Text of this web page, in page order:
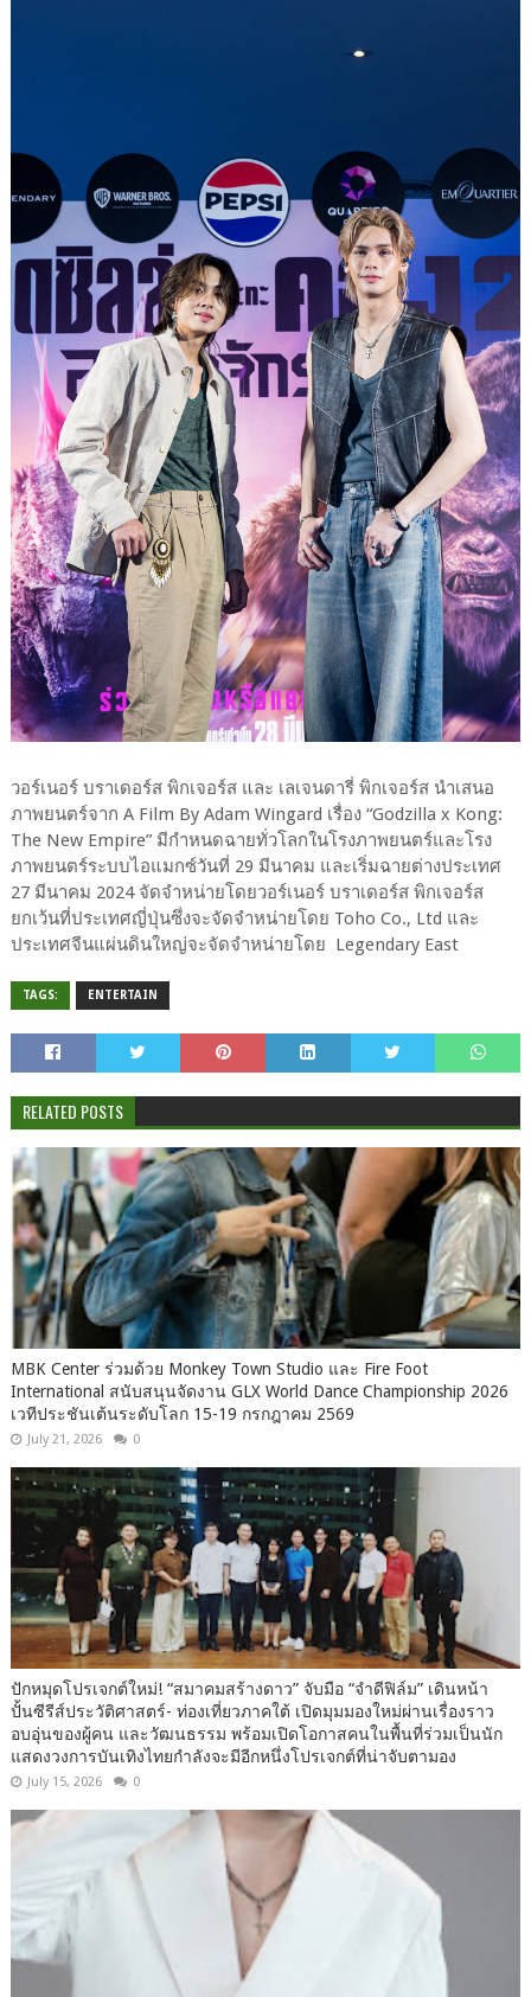
วอร์เนอร์ บราเดอร์ส พิกเจอร์ส และ เลเจนดารี่ พิกเจอร์ส นำเสนอ
ภาพยนตร์จาก A Film By Adam Wingard เรื่อง “Godzilla x Kong:
The New Empire” มีกำหนดฉายทั่วโลกในโรงภาพยนตร์และโรง
ภาพยนตร์ระบบไอแมกซ์วันที่ 29 มีนาคม และเริ่มฉายต่างประเทศ
27 มีนาคม 2024 จัดจำหน่ายโดยวอร์เนอร์ บราเดอร์ส พิกเจอร์ส
ยกเว้นที่ประเทศญี่ปุ่นซึ่งจะจัดจำหน่ายโดย Toho Co., Ltd และ
ประเทศจีนแผ่นดินใหญ่จะจัดจำหน่ายโดย Legendary East
TAGS: ENTERTAIN
RELATED POSTS
MBK Center ร่วมด้วย Monkey Town Studio และ Fire Foot
International สนับสนุนจัดงาน GLX World Dance Championship 2026
เวทีประชันเต้นระดับโลก 15-19 กรกฎาคม 2569
July 21, 2026 0
ปักหมุดโปรเจกต์ใหม่! “สมาคมสร้างดาว” จับมือ “จำดีฟิล์ม” เดินหน้า
ปั้นซีรีส์ประวัติศาสตร์- ท่องเที่ยวภาคใต้ เปิดมุมมองใหม่ผ่านเรื่องราว
อบอุ่นของผู้คน และวัฒนธรรม พร้อมเปิดโอกาสคนในพื้นที่ร่วมเป็นนัก
แสดงวงการบันเทิงไทยกำลังจะมีอีกหนึ่งโปรเจกต์ที่น่าจับตามอง
July 15, 2026 0